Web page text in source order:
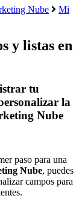
Nube
Mi
y listas en
tu
la
Nube
paso para una
Nube, puedes
campos para